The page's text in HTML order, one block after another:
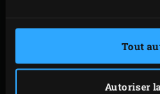
Tout
Autoriser